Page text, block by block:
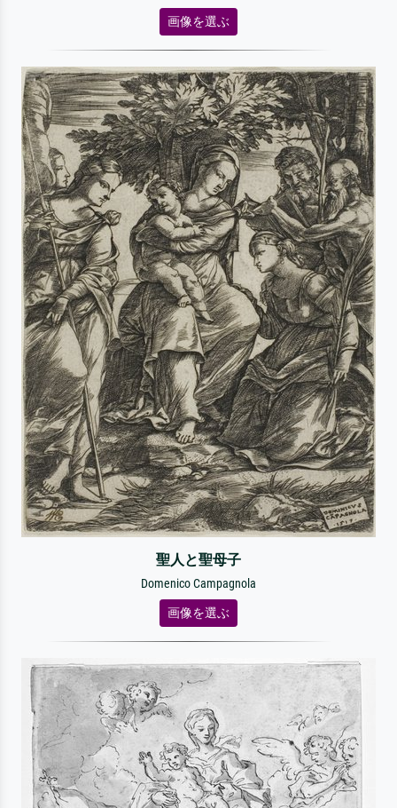
画像を選ぶ
聖人と聖母子
Domenico Campagnola
画像を選ぶ